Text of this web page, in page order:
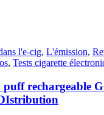
l'e-cig, L'émission,
, Tests cigarette
puff rechargeable